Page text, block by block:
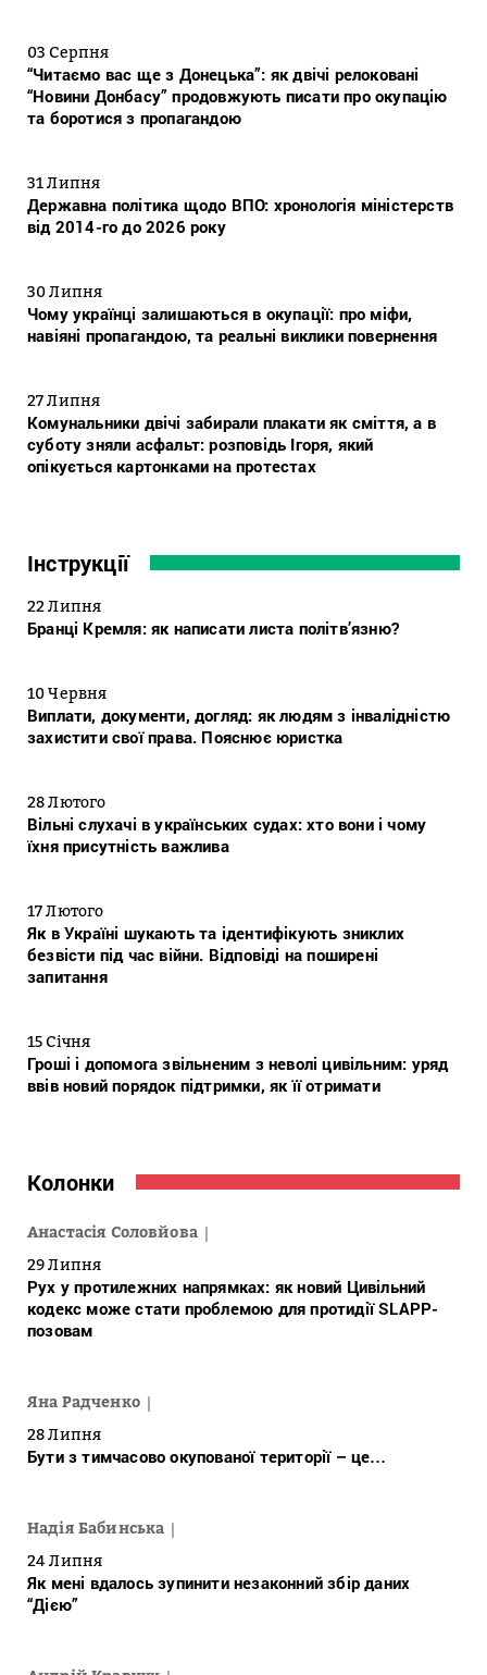
03 Серпня
“Читаємо вас ще з Донецька”: як двічі релоковані
“Новини Донбасу” продовжують писати про окупацію
та боротися з пропагандою
31 Липня
Державна політика щодо ВПО: хронологія міністерств
від 2014-го до 2026 року
30 Липня
Чому українці залишаються в окупації: про міфи,
навіяні пропагандою, та реальні виклики повернення
27 Липня
Комунальники двічі забирали плакати як сміття, а в
суботу зняли асфальт: розповідь Ігоря, який
опікується картонками на протестах
Інструкції
22 Липня
Бранці Кремля: як написати листа політв’язню?
10 Червня
Виплати, документи, догляд: як людям з інвалідністю
захистити свої права. Пояснює юристка
28 Лютого
Вільні слухачі в українських судах: хто вони і чому
їхня присутність важлива
17 Лютого
Як в Україні шукають та ідентифікують зниклих
безвісти під час війни. Відповіді на поширені
запитання
15 Січня
Гроші і допомога звільненим з неволі цивільним: уряд
ввів новий порядок підтримки, як її отримати
Колонки
Анастасія Соловйова
29 Липня
Рух у протилежних напрямках: як новий Цивільний
кодекс може стати проблемою для протидії SLAPP-
позовам
Яна Радченко
28 Липня
Бути з тимчасово окупованої території – це…
Надія Бабинська
24 Липня
Як мені вдалось зупинити незаконний збір даних
“Дією”